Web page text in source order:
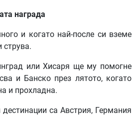
награда
и когато най-после си вземе
струва.
или Хисаря ще му помогне
и Банско през лятото, когато
и прохладна.
са Австрия, Германия